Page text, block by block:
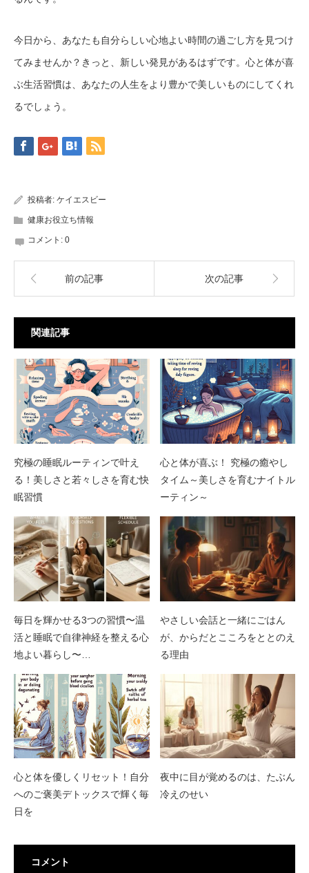
今日から、あなたも自分らしい心地よい時間の過ごし方を見つけ
てみませんか？きっと、新しい発見があるはずです。心と体が喜
ぶ生活習慣は、あなたの人生をより豊かで美しいものにしてくれ
るでしょう。
投稿者: ケイエスビー
健康お役立ち情報
コメント: 0
前の記事 次の記事
関連記事
究極の睡眠ルーティンで叶え
る！美しさと若々しさを育む快
眠習慣
心と体が喜ぶ！ 究極の癒やし
タイム～美しさを育むナイトル
ーティン～
毎日を輝かせる3つの習慣〜温
活と睡眠で自律神経を整える心
地よい暮らし〜…
やさしい会話と一緒にごはん
が、からだとこころをととのえ
る理由
心と体を優しくリセット！自分
へのご褒美デトックスで輝く毎
日を
夜中に目が覚めるのは、たぶん
冷えのせい
コメント